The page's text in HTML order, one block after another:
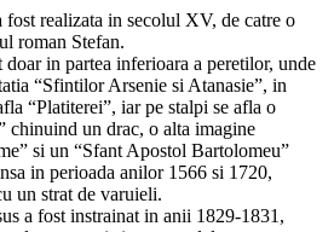
realizata in secolul XV, de catre o
roman Stefan.
doar in partea inferioara a peretilor, unde
“Sfintilor Arsenie si Atanasie”, in
“Platiterei”, iar pe stalpi se afla o
chinuind un drac, o alta imagine
si un “Sfant Apostol Bartolomeu”
in perioada anilor 1566 si 1720,
un strat de varuieli.
a fost instrainat in anii 1829-1831,